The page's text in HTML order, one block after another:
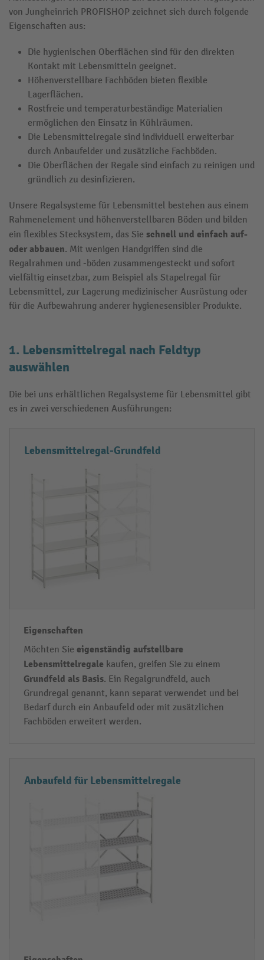
von Jungheinrich PROFISHOP zeichnet sich durch folgende
Eigenschaften aus:
Die hygienischen Oberflächen sind für den direkten
Kontakt mit Lebensmitteln geeignet.
Höhenverstellbare Fachböden bieten flexible
Lagerflächen.
Rostfreie und temperaturbeständige Materialien
ermöglichen den Einsatz in Kühlräumen.
Die Lebensmittelregale sind individuell erweiterbar
durch Anbaufelder und zusätzliche Fachböden.
Die Oberflächen der Regale sind einfach zu reinigen und
gründlich zu desinfizieren.
Unsere Regalsysteme für Lebensmittel bestehen aus einem
Rahmenelement und höhenverstellbaren Böden und bilden
ein flexibles Stecksystem, das Sie schnell und einfach auf-
oder abbauen. Mit wenigen Handgriffen sind die
Regalrahmen und -böden zusammengesteckt und sofort
vielfältig einsetzbar, zum Beispiel als Stapelregal für
Lebensmittel, zur Lagerung medizinischer Ausrüstung oder
für die Aufbewahrung anderer hygienesensibler Produkte.
1. Lebensmittelregal nach Feldtyp
auswählen
Die bei uns erhältlichen Regalsysteme für Lebensmittel gibt
es in zwei verschiedenen Ausführungen:
F
E
e
n
h
Lebensmittelregal-Grundfeld
Möchten Sie eigenständig aufstellbare
Lebensmittelregale kaufen, greifen Sie zu einem
Grundfeld als Basis. Ein Regalgrundfeld, auch
Grundregal genannt, kann separat verwendet und bei
Bedarf durch ein Anbaufeld oder mit zusätzlichen
Fachböden erweitert werden.
Anbaufeld für Lebensmittelregale